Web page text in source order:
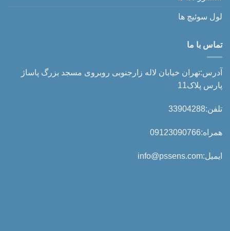
لول سوئیچ ها
تماس با ما
آدرس:تهران خیابان لاله زارجنوبی روبروی مسجد بزرگ پاساژ
پارس پلاک11
تلفن:33904288
همراه:09123090766
ایمیل:info@pssens.com